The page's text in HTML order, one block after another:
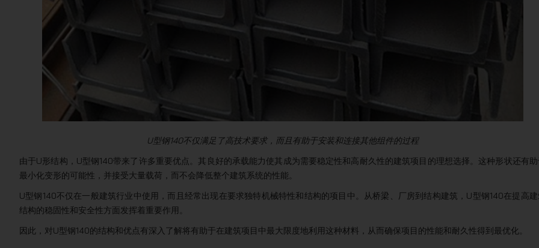
U型钢140不仅满足了高技术要求，而且有助于安装和连接其他组件的过程
由于U形结构，U型钢140带来了许多重要优点。其良好的承载能力使其成为需要稳定性和高耐久性的建筑项目的理想选择。这种形状还有
最小化变形的可能性，并接受大量载荷，而不会降低整个建筑系统的性能。
U型钢140不仅在一般建筑行业中使用，而且经常出现在要求独特机械特性和结构的项目中。从桥梁、厂房到结构建筑，U型钢140在提高
结构的稳固性和安全性方面发挥着重要作用。
因此，对U型钢140的结构和优点有深入了解将有助于在建筑项目中最大限度地利用这种材料，从而确保项目的性能和耐久性得到最优化。